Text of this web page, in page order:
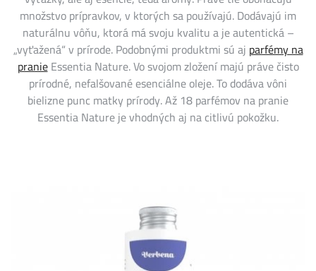
množstvo prípravkov, v ktorých sa používajú. Dodávajú im
naturálnu vôňu, ktorá má svoju kvalitu a je autentická –
„vyťažená“ v prírode. Podobnými produktmi sú aj parfémy na
pranieEssentia Nature. Vo svojom zložení majú práve čisto
prírodné, nefalšované esenciálne oleje. To dodáva vôni
bielizne punc matky prírody. Až 18 parfémov na pranie
Essentia Nature je vhodných aj na citlivú pokožku.